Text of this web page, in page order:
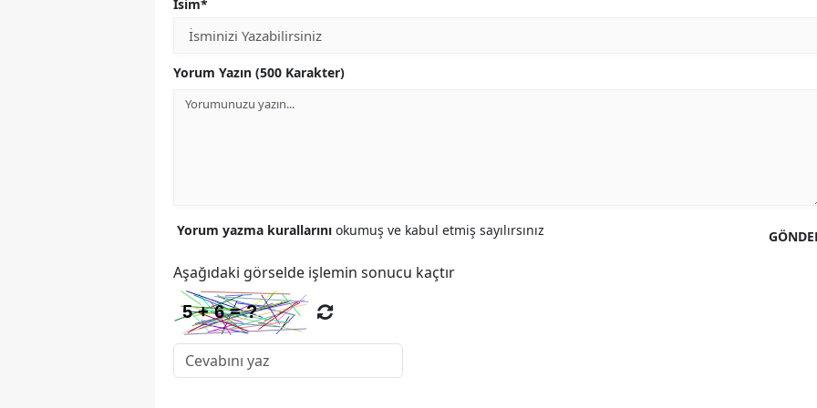
İsim*
Yorum Yazın (500 Karakter)
Yorum yazma kurallarını okumuş ve kabul etmiş sayılırsınız
Aşağıdaki görselde işlemin sonucu kaçtır